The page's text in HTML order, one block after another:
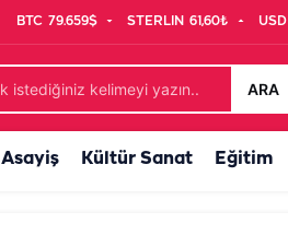
BTC 79.659$ STERLIN 61,60₺ USD
ARA
Asayiş Kültür Sanat Eğitim